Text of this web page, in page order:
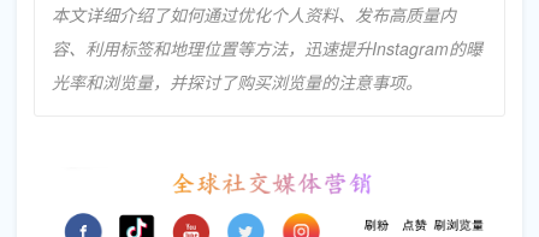
本文详细介绍了如何通过优化个人资料、发布高质量内
容、利用标签和地理位置等方法，迅速提升Instagram的曝
光率和浏览量，并探讨了购买浏览量的注意事项。